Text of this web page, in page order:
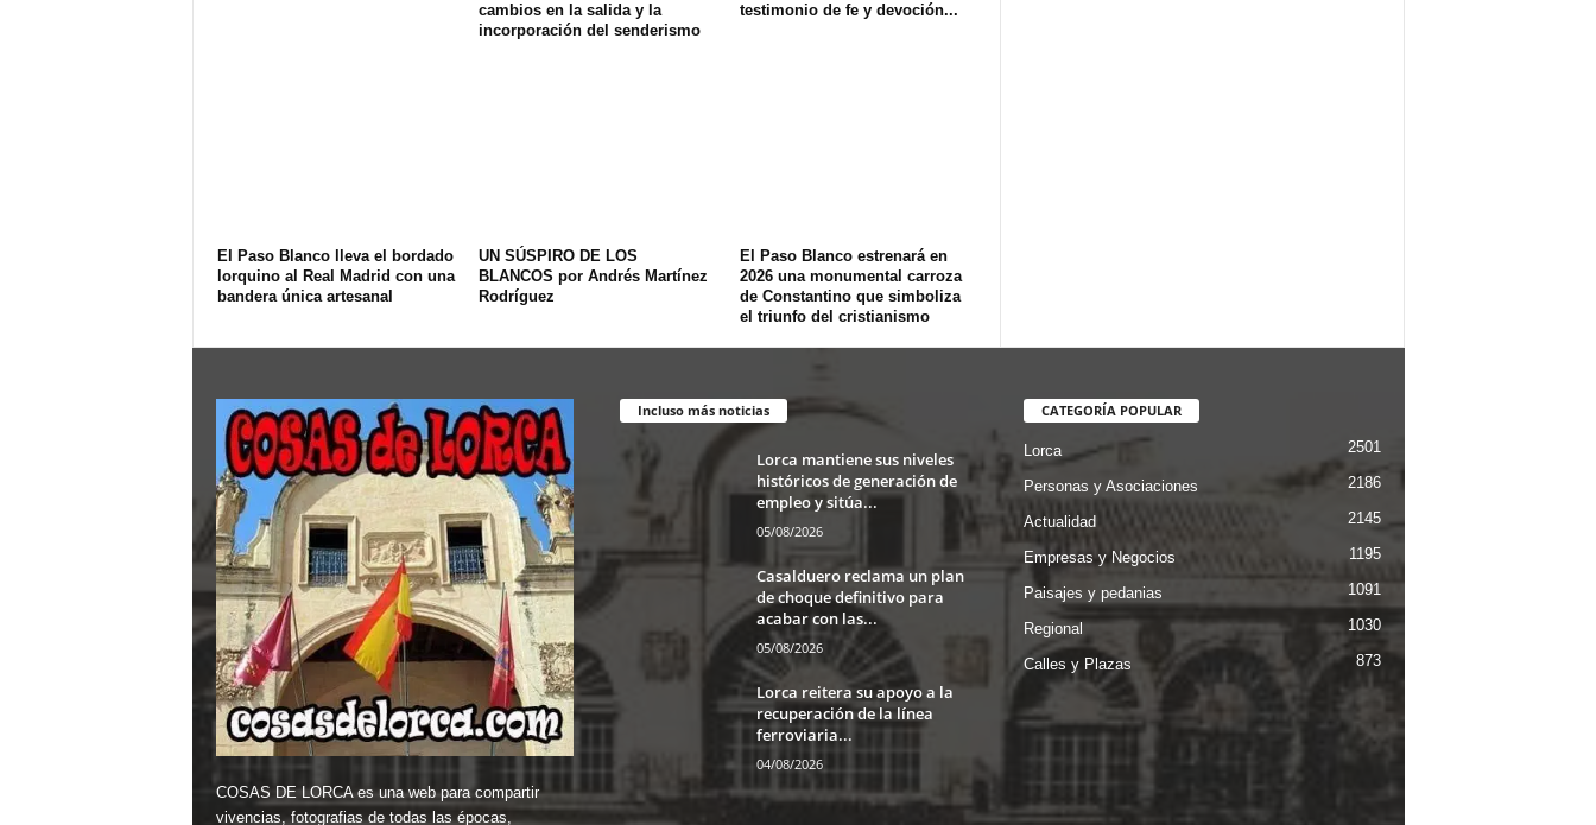
cambios en la salida y la
incorporación del senderismo
testimonio de fe y devoción...
El Paso Blanco lleva el bordado
lorquino al Real Madrid con una
bandera única artesanal
UN SÚSPIRO DE LOS
BLANCOS por Andrés Martínez
Rodríguez
El Paso Blanco estrenará en
2026 una monumental carroza
de Constantino que simboliza
el triunfo del cristianismo
COSAS DE LORCA es una web para compartir
vivencias, fotografias de todas las épocas,
Incluso más noticias
Lorca mantiene sus niveles
históricos de generación de
empleo y sitúa...
05/08/2026
Casalduero reclama un plan
de choque definitivo para
acabar con las...
05/08/2026
Lorca reitera su apoyo a la
recuperación de la línea
ferroviaria...
04/08/2026
CATEGORÍA POPULAR
Lorca 2501
Personas y Asociaciones 2186
Actualidad 2145
Empresas y Negocios 1195
Paisajes y pedanias 1091
Regional 1030
Calles y Plazas 873